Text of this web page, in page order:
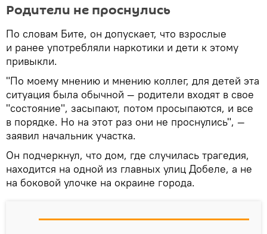
Родители не проснулись
По словам Бите, он допускает, что взрослые
и ранее употребляли наркотики и дети к этому
привыкли.
"По моему мнению и мнению коллег, для детей эта
ситуация была обычной — родители входят в свое
"состояние", засыпают, потом просыпаются, и все
в порядке. Но на этот раз они не проснулись", —
заявил начальник участка.
Он подчеркнул, что дом, где случилась трагедия,
находится на одной из главных улиц Добеле, а не
на боковой улочке на окраине города.